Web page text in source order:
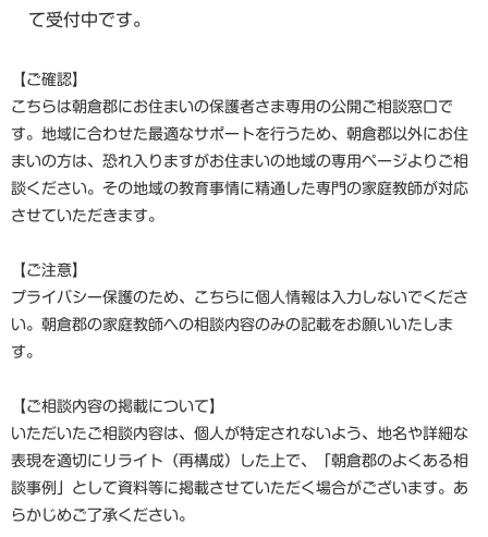
て受付中です。
【ご確認】
こちらは朝倉郡にお住まいの保護者さま専用の公開ご相談窓口で
す。地域に合わせた最適なサポートを行うため、朝倉郡以外にお住
まいの方は、恐れ入りますがお住まいの地域の専用ページよりご相
談ください。その地域の教育事情に精通した専門の家庭教師が対応
させていただきます。
【ご注意】
プライバシー保護のため、こちらに個人情報は入力しないでくださ
い。朝倉郡の家庭教師への相談内容のみの記載をお願いいたしま
す。
【ご相談内容の掲載について】
いただいたご相談内容は、個人が特定されないよう、地名や詳細な
表現を適切にリライト（再構成）した上で、「朝倉郡のよくある相
談事例」として資料等に掲載させていただく場合がございます。あ
らかじめご了承ください。